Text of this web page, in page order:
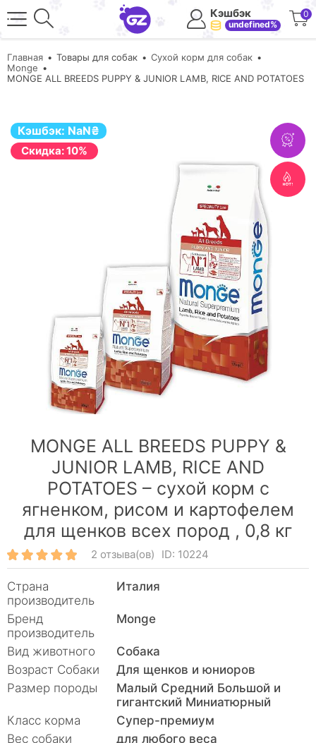
Кэшбэк
undefined%
0
Главная Товары для собак
Сухой корм для собак
Monge
MONGE ALL BREEDS PUPPY & JUNIOR LAMB, RICE AND POTATOES
Кэшбэк: NaN₴
Cкидка: 10%
MONGE ALL BREEDS PUPPY &
JUNIOR LAMB, RICE AND
POTATOES – сухой корм с
ягненком, рисом и картофелем
для щенков всех пород , 0,8 кг
2 отзыва(ов) ID: 10224
Страна
производитель
Италия
Бренд
производитель
Monge
Вид животного
Собака
Возраст Собаки
Для щенков и юниоров
Размер породы
Малый Средний Большой и
гигантский Миниатюрный
Класc корма
Супер-премиум
Вес собаки
для любого веса